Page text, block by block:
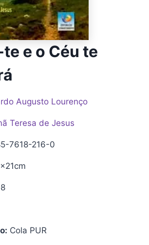
e o Céu te
Augusto Lourenço
Teresa de Jesus
7618-216-0
Cola PUR